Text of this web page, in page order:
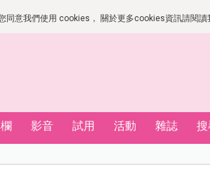
同意我們使用 cookies， 關於更多cookies資訊請閱讀
影音 試用 活動 雜誌 搜